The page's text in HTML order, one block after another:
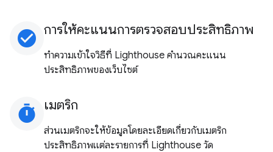
check_circle การให้คะแนนการตรวจสอบประสิทธิภาพ
ทําความเข้าใจวิธีที่ Lighthouse คํานวณคะแนน
ประสิทธิภาพของเว็บไซต์
timer เมตริก
ส่วนเมตริกจะให้ข้อมูลโดยละเอียดเกี่ยวกับเมตริก
ประสิทธิภาพแต่ละรายการที่ Lighthouse วัด